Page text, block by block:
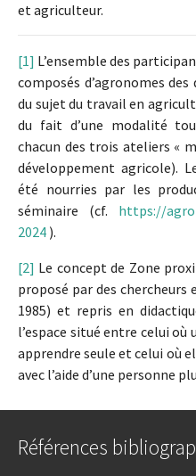
et agriculteur.
[1] L’ensemble des
composés d’agronomes
du sujet du travail en
du fait d’une modalité
chacun des trois ateliers «
développement agricole).
été nourries par les
séminaire (cf. https://
2024 ).
[2] Le concept de Zone
proposé par des chercheurs
1985) et repris en
l’espace situé entre celui
apprendre seule et celui où
avec l’aide d’une personne
Références